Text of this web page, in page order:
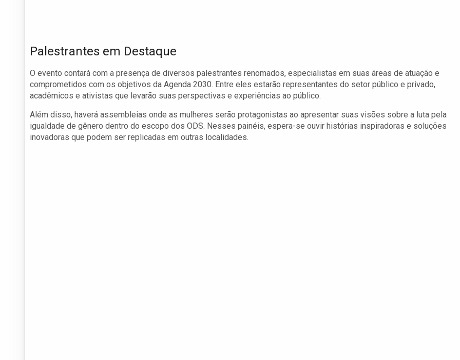
Palestrantes em Destaque
O evento contará com a presença de diversos palestrantes renomados, especialistas em suas áreas de atuação e
comprometidos com os objetivos da Agenda 2030. Entre eles estarão representantes do setor público e privado,
acadêmicos e ativistas que levarão suas perspectivas e experiências ao público.
Além disso, haverá assembleias onde as mulheres serão protagonistas ao apresentar suas visões sobre a luta pela
igualdade de gênero dentro do escopo dos ODS. Nesses painéis, espera-se ouvir histórias inspiradoras e soluções
inovadoras que podem ser replicadas em outras localidades.